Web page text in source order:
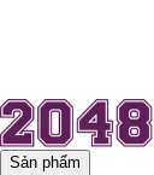
Sản phẩm